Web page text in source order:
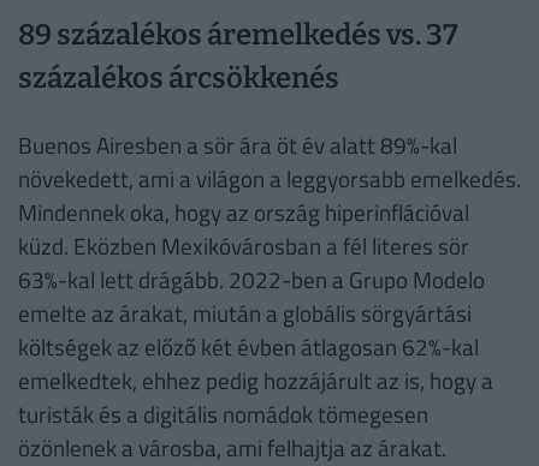
89 százalékos áremelkedés vs. 37
százalékos árcsökkenés
Buenos Airesben a sör ára öt év alatt 89%-kal
növekedett, ami a világon a leggyorsabb emelkedés.
Mindennek oka, hogy az ország hiperinflációval
küzd. Eközben Mexikóvárosban a fél literes sör
63%-kal lett drágább. 2022-ben a Grupo Modelo
emelte az árakat, miután a globális sörgyártási
költségek az előző két évben átlagosan 62%-kal
emelkedtek, ehhez pedig hozzájárult az is, hogy a
turisták és a digitális nomádok tömegesen
özönlenek a városba, ami felhajtja az árakat.